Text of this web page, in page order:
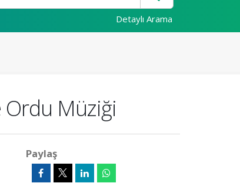
Detaylı Arama
Ordu Müziği
Paylaş